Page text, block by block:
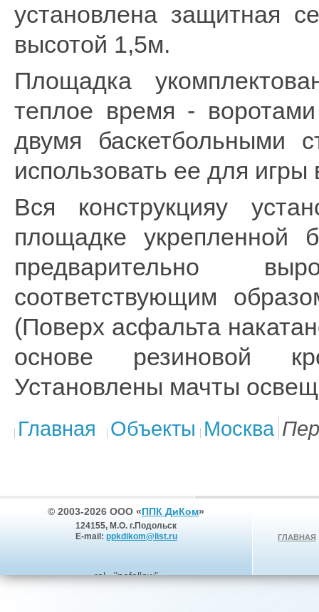
установлена защитная
высотой 1,5м.
Площадка
теплое время -
двумя баскетбольными
использовать ее для игры
Вся конструкцияу
площадке укрепленной
предварительно
соответствующим
(Поверх асфальта
основе резиновой
Установлены мачты
Главная Объекты Москва
© 2003-2026 ООО «ППК ДиКом»
124155, М.О. г.Подольск
E-mail: ppkdikom@list.ru
rel ="nofollow"
ГЛАВНАЯ